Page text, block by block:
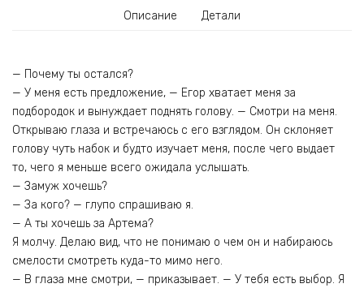
Описание Детали
— Почему ты остался?
— У меня есть предложение, — Егор хватает меня за
подбородок и вынуждает поднять голову. — Смотри на меня.
Открываю глаза и встречаюсь с его взглядом. Он склоняет
голову чуть набок и будто изучает меня, после чего выдает
то, чего я меньше всего ожидала услышать.
— Замуж хочешь?
— За кого? — глупо спрашиваю я.
— А ты хочешь за Артема?
Я молчу. Делаю вид, что не понимаю о чем он и набираюсь
смелости смотреть куда-то мимо него.
— В глаза мне смотри, — приказывает. — У тебя есть выбор. Я